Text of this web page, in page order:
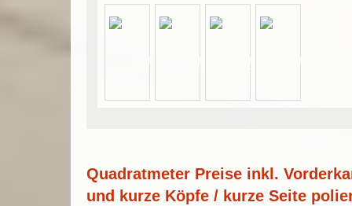
Quadratmeter Preise inkl.
und kurze Köpfe / kurze Seite